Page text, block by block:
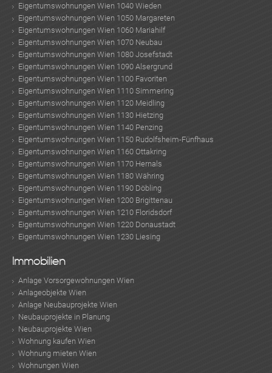
Eigentumswohnungen Wien 1040 Wieden
Eigentumswohnungen Wien 1050 Margareten
Eigentumswohnungen Wien 1060 Mariahilf
Eigentumswohnungen Wien 1070 Neubau
Eigentumswohnungen Wien 1080 Josefstadt
Eigentumswohnungen Wien 1090 Alsergrund
Eigentumswohnungen Wien 1100 Favoriten
Eigentumswohnungen Wien 1110 Simmering
Eigentumswohnungen Wien 1120 Meidling
Eigentumswohnungen Wien 1130 Hietzing
Eigentumswohnungen Wien 1140 Penzing
Eigentumswohnungen Wien 1150 Rudolfsheim-Fünfhaus
Eigentumswohnungen Wien 1160 Ottakring
Eigentumswohnungen Wien 1170 Hernals
Eigentumswohnungen Wien 1180 Währing
Eigentumswohnungen Wien 1190 Döbling
Eigentumswohnungen Wien 1200 Brigittenau
Eigentumswohnungen Wien 1210 Floridsdorf
Eigentumswohnungen Wien 1220 Donaustadt
Eigentumswohnungen Wien 1230 Liesing
Immobilien
Anlage Vorsorgewohnungen Wien
Anlageobjekte Wien
Anlage Neubauprojekte Wien
Neubauprojekte in Planung
Neubauprojekte Wien
Wohnung kaufen Wien
Wohnung mieten Wien
Wohnungen Wien